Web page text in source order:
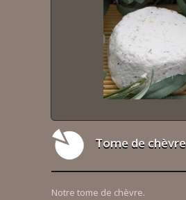
Tome de chèvre
Notre tome de chèvre.